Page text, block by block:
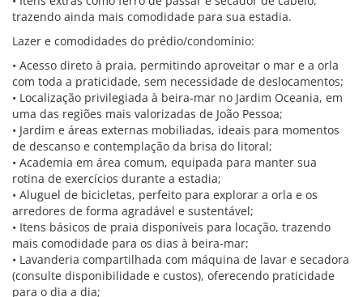
trazendo ainda mais comodidade para sua estadia.
Lazer e comodidades do prédio/condomínio:
• Acesso direto à praia, permitindo aproveitar o mar e a orla
com toda a praticidade, sem necessidade de deslocamentos;
• Localização privilegiada à beira-mar no Jardim Oceania, em
uma das regiões mais valorizadas de João Pessoa;
• Jardim e áreas externas mobiliadas, ideais para momentos
de descanso e contemplação da brisa do litoral;
• Academia em área comum, equipada para manter sua
rotina de exercícios durante a estadia;
• Aluguel de bicicletas, perfeito para explorar a orla e os
arredores de forma agradável e sustentável;
• Itens básicos de praia disponíveis para locação, trazendo
mais comodidade para os dias à beira-mar;
• Lavanderia compartilhada com máquina de lavar e secadora
(consulte disponibilidade e custos), oferecendo praticidade
para o dia a dia;